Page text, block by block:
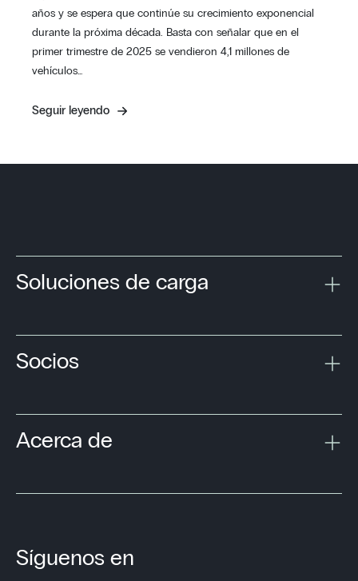
años y se espera que continúe su crecimiento exponencial
durante la próxima década. Basta con señalar que en el
primer trimestre de 2025 se vendieron 4,1 millones de
vehículos…
Seguir leyendo
Soluciones de carga
Socios
Acerca de
Síguenos en